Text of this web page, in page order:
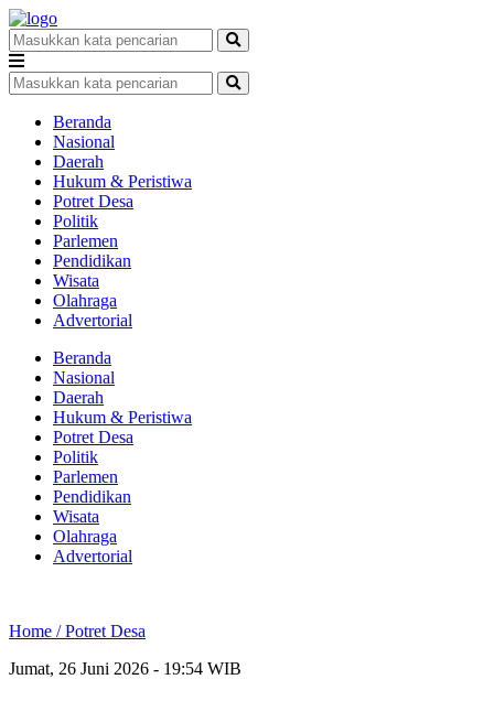
Beranda
Nasional
Daerah
Hukum & Peristiwa
Potret Desa
Politik
Parlemen
Pendidikan
Wisata
Olahraga
Advertorial
Beranda
Nasional
Daerah
Hukum & Peristiwa
Potret Desa
Politik
Parlemen
Pendidikan
Wisata
Olahraga
Advertorial
Home /Potret Desa
Jumat, 26 Juni 2026 - 19:54 WIB